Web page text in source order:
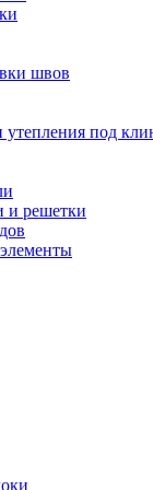
швов
под
и решетки